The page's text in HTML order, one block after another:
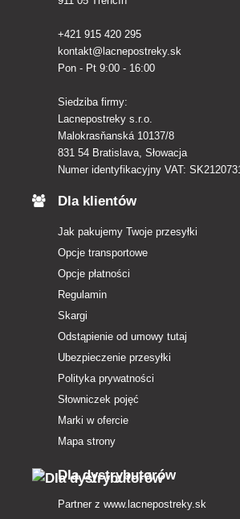
+421 915 420 295
kontakt@lacnepostreky.sk
Pon - Pt 9:00 - 16:00
Siedziba firmy:
Lacnepostreky s.r.o.
Malokrasňanská 10137/8
831 54 Bratislava, Słowacja
Numer identyfikacyjny VAT:
Dla klientów
Jak pakujemy Twoje przesyłki
Opcje transportowe
Opcje płatności
Regulamin
Skargi
Odstąpienie od umowy tutaj
Ubezpieczenie przesyłki
Polityka prywatności
Słowniczek pojęć
Marki w ofercie
Mapa strony
Dla dystrybutorów
Partner z www.lacnepostreky.sk